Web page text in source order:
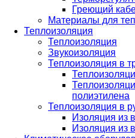
Греющий
Материалы для
Теплоизоляция
Теплоизоляция
Звукоизоляция
Теплоизоляция в
полиэтилена
Теплоизоляция в
Изоляция из
Изоляция из